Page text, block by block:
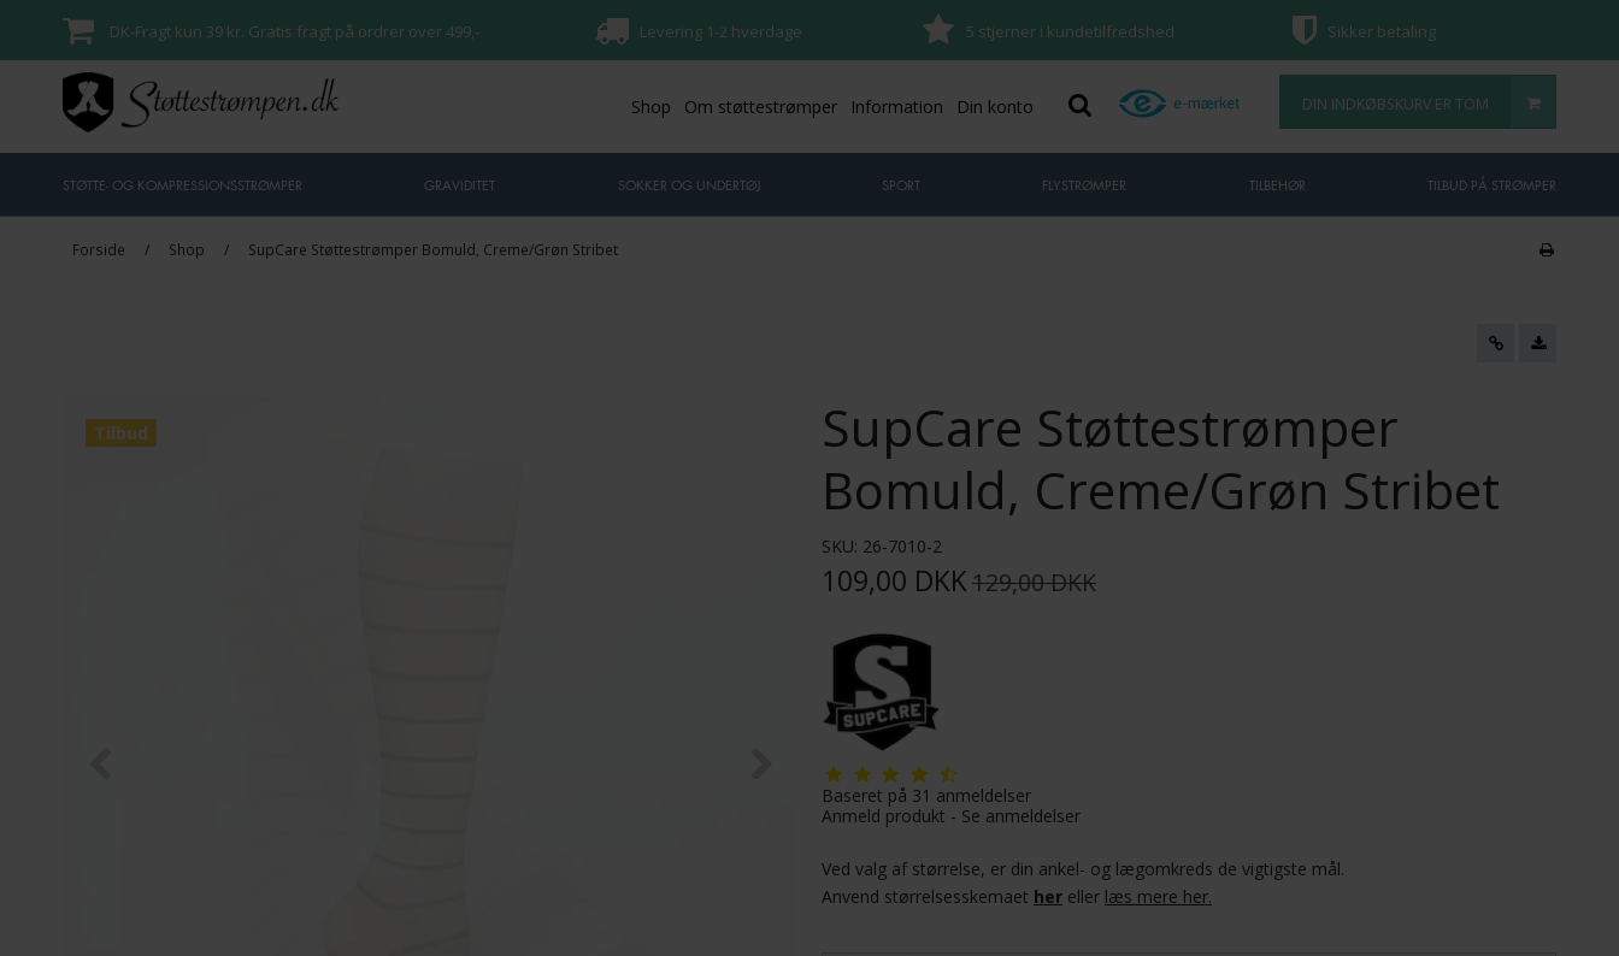
DK-Fragt kun 39 kr. Gratis fragt på ordrer over 499,- Levering 1-2 hverdage 5 stjerner i kundetilfredshed Sikker betaling
DIN INDKØBSKURV ER TOM
Shop Om støttestrømper Information Din konto
STØTTE- OG KOMPRESSIONSSTRØMPER GRAVIDITET SOKKER OG UNDERTØJ SPORT FLYSTRØMPER TILBEHØR TILBUD PÅ STRØMPER
Forside / Shop / SupCare Støttestrømper Bomuld, Creme/Grøn Stribet
Tilbud
SupCare Støttestrømper
Bomuld, Creme/Grøn Stribet
SKU: 26-7010-2
109,00 DKK129,00 DKK
Baseret på 31 anmeldelser
Anmeld produkt - Se anmeldelser
Ved valg af størrelse, er din ankel- og lægomkreds de vigtigste mål.
Anvend størrelsesskemaet her eller læs mere her.